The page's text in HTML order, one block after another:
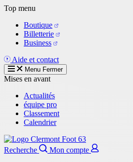
Aller
contenu
principal
Top menu
Boutique
Billetterie
Business
Aide et contact
Menu Fermer
Mises en avant
Actualités
équipe pro
Classement
Calendrier
Recherche
Mon compte